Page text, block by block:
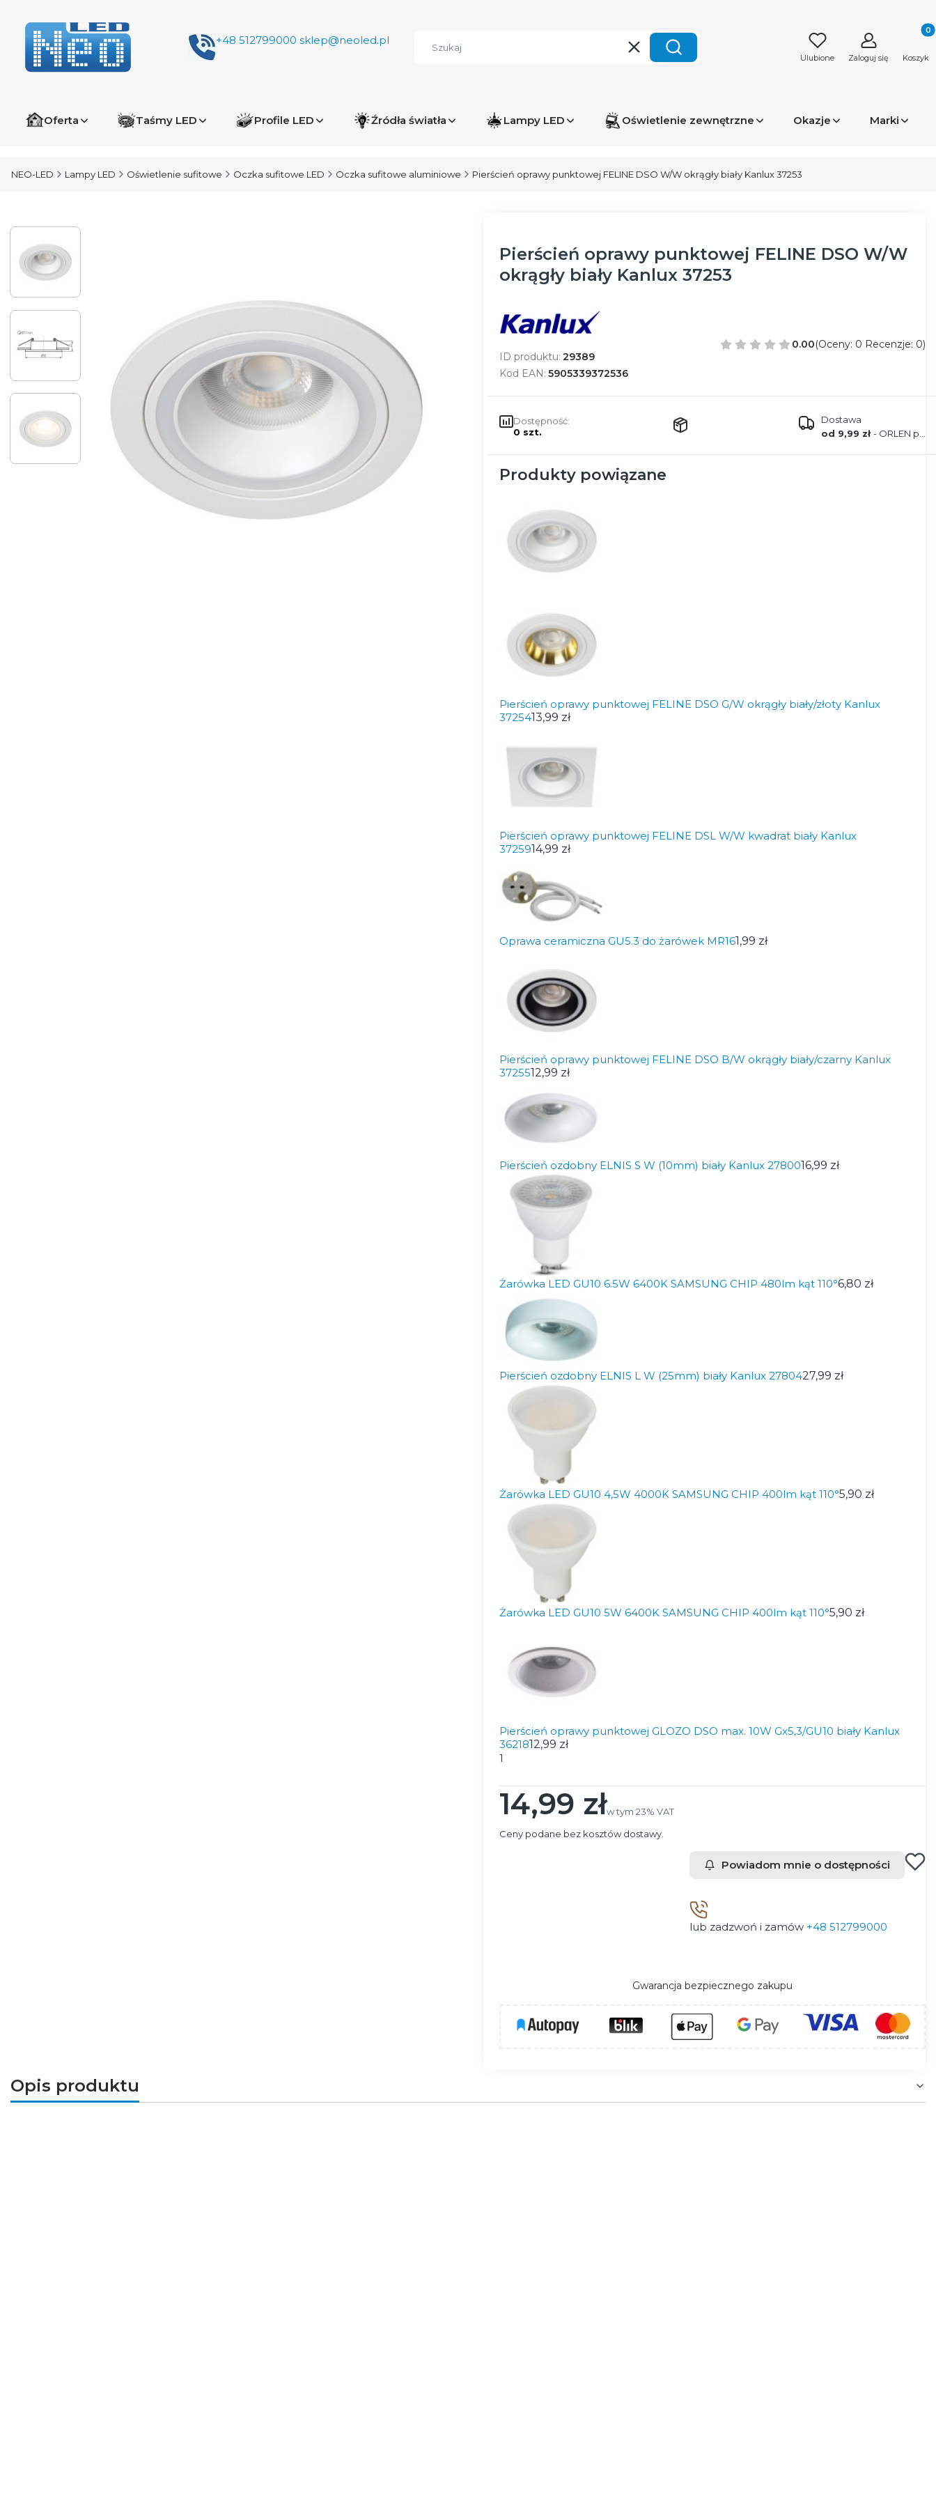
+48 512799000 sklep@neoled.pl
WyczyśćSzukaj Ulubione Zaloguj się Koszyk
Oferta Taśmy LED Profile LED Źródła światła Lampy LED Oświetlenie zewnętrzne Okazje Marki
NEO-LED Lampy LED Oświetlenie sufitowe Oczka sufitowe LED Oczka sufitowe aluminiowe Pierścień oprawy punktowej FELINE DSO W/W okrągły biały Kanlux 37253
Pierścień oprawy punktowej FELINE DSO W/W
okrągły biały Kanlux 37253
ID produktu: 29389
Kod EAN: 5905339372536
0.00(Oceny: 0 Recenzje: 0)
Dostępność:
0 szt.
Dostawa
od 9,99 zł- ORLEN paczka
Produkty powiązane
Pierścień oprawy punktowej FELINE DSO G/W okrągły biały/złoty Kanlux
3725413,99 zł
Pierścień oprawy punktowej FELINE DSL W/W kwadrat biały Kanlux
3725914,99 zł
Oprawa ceramiczna GU5.3 do żarówek MR161,99 zł
Pierścień oprawy punktowej FELINE DSO B/W okrągły biały/czarny Kanlux
3725512,99 zł
Pierścień ozdobny ELNIS S W (10mm) biały Kanlux 2780016,99 zł
Żarówka LED GU10 6.5W 6400K SAMSUNG CHIP 480lm kąt 110°6,80 zł
Pierścień ozdobny ELNIS L W (25mm) biały Kanlux 2780427,99 zł
Żarówka LED GU10 4,5W 4000K SAMSUNG CHIP 400lm kąt 110°5,90 zł
Żarówka LED GU10 5W 6400K SAMSUNG CHIP 400lm kąt 110°5,90 zł
Pierścień oprawy punktowej GLOZO DSO max. 10W Gx5,3/GU10 biały Kanlux
3621812,99 zł
1
Cena
14,99 złw tym 23% VAT
w tym 23% VAT
Ceny podane bez kosztów dostawy.
Powiadom mnie o dostępności
lub zadzwoń i zamów +48 512799000
Gwarancja bezpiecznego zakupu
Opis produktu